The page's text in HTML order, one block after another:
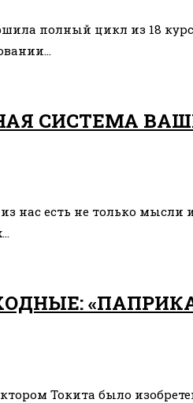
полный цикл из 18
СИСТЕМА
нас есть не только
«ПАПРИКА
Токита было